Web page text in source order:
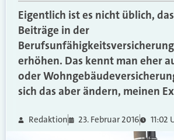
Eigentlich ist es nicht üblich,
Beiträge in der
erhöhen. Das kennt man eher
oder
sich das aber ändern, meinen
Redaktion 23. Februar 2016 11:02